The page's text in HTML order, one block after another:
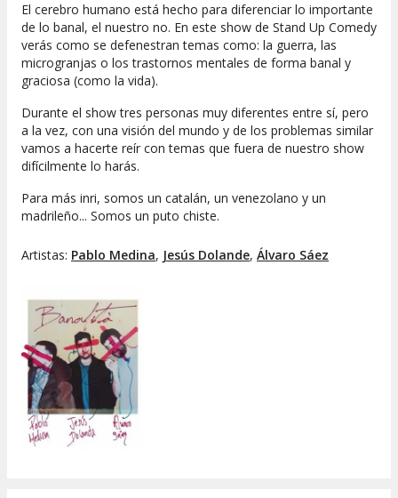
El cerebro humano está hecho para diferenciar lo importante
de lo banal, el nuestro no. En este show de Stand Up Comedy
verás como se defenestran temas como: la guerra, las
microgranjas o los trastornos mentales de forma banal y
graciosa (como la vida).
Durante el show tres personas muy diferentes entre sí, pero
a la vez, con una visión del mundo y de los problemas similar
vamos a hacerte reír con temas que fuera de nuestro show
difícilmente lo harás.
Para más inri, somos un catalán, un venezolano y un
madrileño... Somos un puto chiste.
Artistas: Pablo Medina, Jesús Dolande, Álvaro Sáez